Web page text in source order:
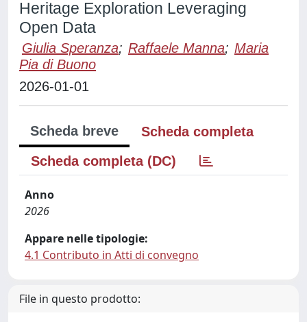
Heritage Exploration Leveraging
Open Data
Giulia Speranza; Raffaele Manna; Maria
Pia di Buono
2026-01-01
Scheda breve
Scheda completa
Scheda completa (DC)
Anno
2026
Appare nelle tipologie:
4.1 Contributo in Atti di convegno
File in questo prodotto: